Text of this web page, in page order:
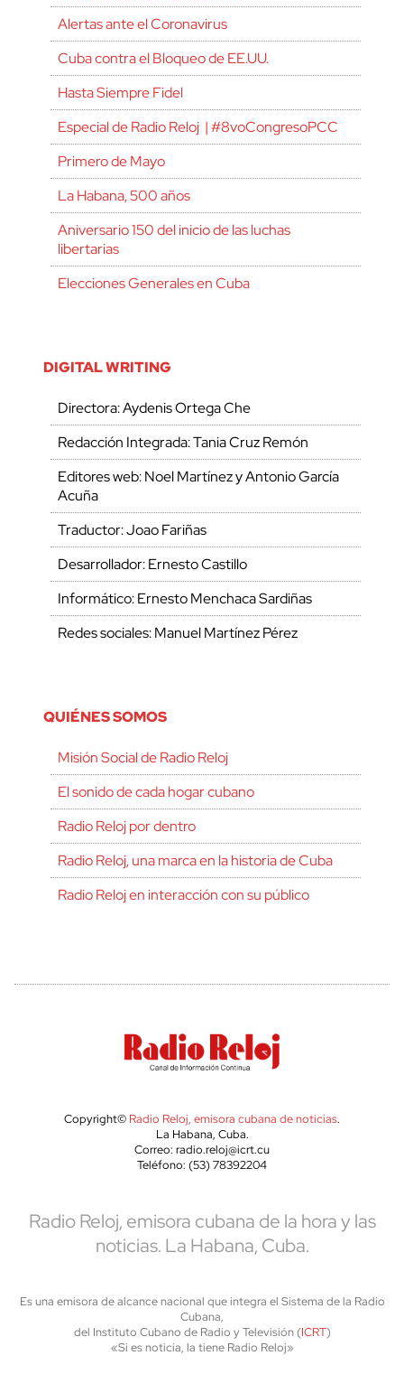
Alertas ante el Coronavirus
Cuba contra el Bloqueo de EE.UU.
Hasta Siempre Fidel
Especial de Radio Reloj | #8voCongresoPCC
Primero de Mayo
La Habana, 500 años
Aniversario 150 del inicio de las luchas
libertarias
Elecciones Generales en Cuba
DIGITAL WRITING
Directora: Aydenis Ortega Che
Redacción Integrada: Tania Cruz Remón
Editores web: Noel Martínez y Antonio García
Acuña
Traductor: Joao Fariñas
Desarrollador: Ernesto Castillo
Informático: Ernesto Menchaca Sardiñas
Redes sociales: Manuel Martínez Pérez
QUIÉNES SOMOS
Misión Social de Radio Reloj
El sonido de cada hogar cubano
Radio Reloj por dentro
Radio Reloj, una marca en la historia de Cuba
Radio Reloj en interacción con su público
Copyright© Radio Reloj, emisora cubana de noticias.
La Habana, Cuba.
Correo: radio.reloj@icrt.cu
Teléfono: (53) 78392204
Radio Reloj, emisora cubana de la hora y las
noticias. La Habana, Cuba.
Es una emisora de alcance nacional que integra el Sistema de la Radio
Cubana,
del Instituto Cubano de Radio y Televisión (ICRT)
«Si es noticia, la tiene Radio Reloj»